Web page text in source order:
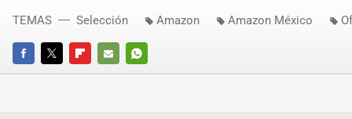
FACEBOOKTWITTERFLIPBOARD
E-
WHATSAPP
TEMAS Selección Amazon Amazon México